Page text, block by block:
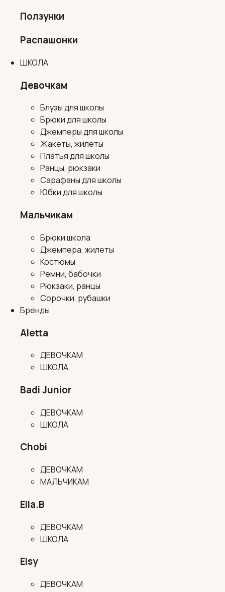
Ползунки
Распашонки
ШКОЛА
Девочкам
Блузы для школы
Брюки для школы
Джемперы для школы
Жакеты, жилеты
Платья для школы
Ранцы, рюкзаки
Сарафаны для школы
Юбки для школы
Мальчикам
Брюки школа
Джемпера, жилеты
Костюмы
Ремни, бабочки
Рюкзаки, ранцы
Сорочки, рубашки
Бренды
Aletta
ДЕВОЧКАМ
ШКОЛА
Badi Junior
ДЕВОЧКАМ
ШКОЛА
Chobi
ДЕВОЧКАМ
МАЛЬЧИКАМ
Ella.B
ДЕВОЧКАМ
ШКОЛА
Elsy
ДЕВОЧКАМ